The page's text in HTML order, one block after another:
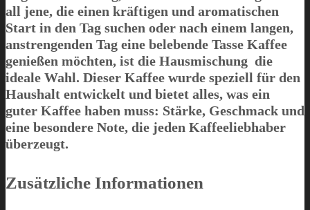
all jene, die einen kräftigen und aromatischen
Start in den Tag suchen oder nach einem langen,
anstrengenden Tag eine belebende Tasse Kaffee
genießen möchten, ist die Hausmischung die
ideale Wahl. Dieser Kaffee wurde speziell für den
Haushalt entwickelt und bietet alles, was ein
guter Kaffee haben muss: Stärke, Geschmack und
eine besondere Note, die jeden Kaffeeliebhaber
überzeugt.
Zusätzliche Informationen